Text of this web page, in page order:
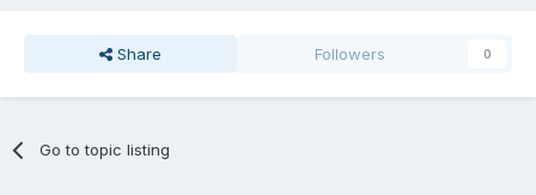
Share Followers 0
Go to topic listing